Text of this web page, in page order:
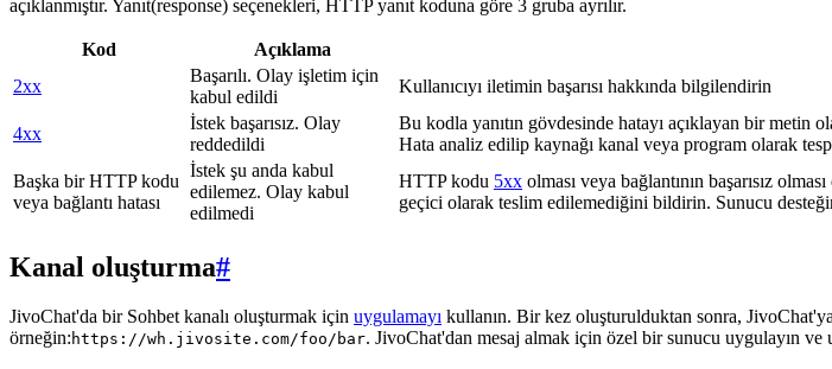
açıklanmıştır. Yanıt(response) seçenekleri, HTTP yanıt koduna göre 3 gruba ayrılır.
Kod Açıklama
2xx
Başarılı. Olay işletim için
kabul edildi
Kullanıcıyı iletimin başarısı hakkında bilgilendirin
4xx
İstek başarısız. Olay
reddedildi
Bu kodla yanıtın gövdesinde hatayı açıklayan bir
Hata analiz edilip kaynağı kanal veya program olarak
Başka bir HTTP kodu
veya bağlantı hatası
İstek şu anda kabul
edilemez. Olay kabul
edilmedi
HTTP kodu 5xx olması veya bağlantının başarısız
geçici olarak teslim edilemediğini bildirin. Sunucu
Kanal oluşturma#
JivoChat'da bir Sohbet kanalı oluşturmak için uygulamayı kullanın. Bir kez oluşturulduktan sonra,
örneğin: https://wh.jivosite.com/foo/bar. JivoChat'dan mesaj almak için özel bir sunucu uygulayın